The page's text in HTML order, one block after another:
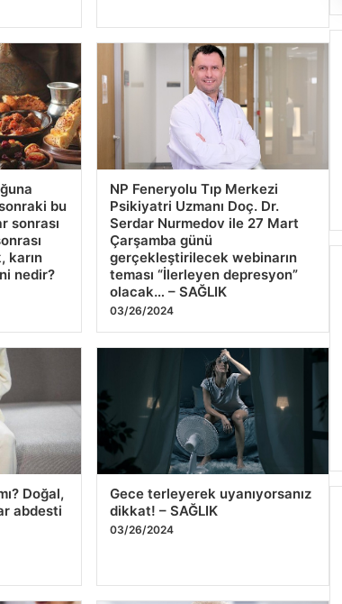
karın
nedir?
NP Feneryolu Tıp Merkezi
Serdar Nurmedov ile 27 Mart
Çarşamba günü
gerçekleştirilecek webinarın
teması “İlerleyen depresyon”
olacak… – SAĞLIK
03/26/2024
Doğal,
Gece terleyerek uyanıyorsanız
03/26/2024